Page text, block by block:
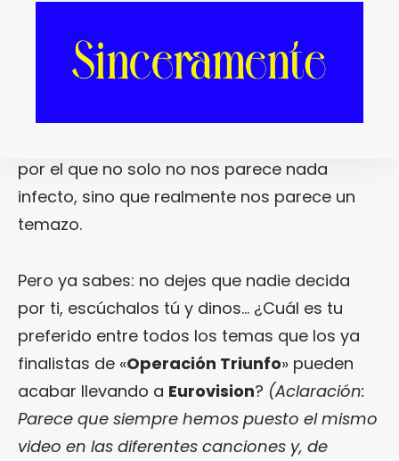
están nuestras filias y nuestras fobias. Si
eres un indeciso, tranquilo, que nosotros ya
por el que no solo no nos parece nada
infecto, sino que realmente nos parece un
temazo.
Pero ya sabes: no dejes que nadie decida
por ti, escúchalos tú y dinos… ¿Cuál es tu
preferido entre todos los temas que los ya
finalistas de «Operación Triunfo» pueden
acabar llevando a Eurovision? (Aclaración:
Parece que siempre hemos puesto el mismo
video en las diferentes canciones y, de